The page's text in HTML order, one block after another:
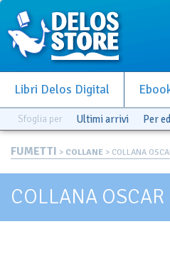
Libri Delos Digital
Sfoglia per Ultimi arrivi Per
FUMETTI > COLLANE > COLLANA
COLLANA